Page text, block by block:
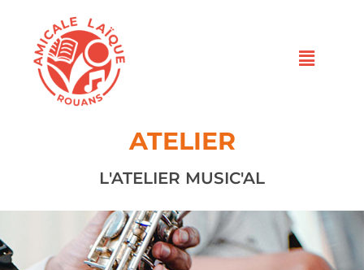
ATELIER
L'ATELIER MUSIC'AL